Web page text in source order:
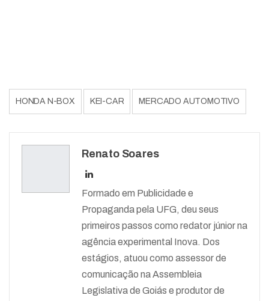
HONDA N-BOX KEI-CAR MERCADO AUTOMOTIVO
Renato Soares
Formado em Publicidade e
Propaganda pela UFG, deu seus
primeiros passos como redator júnior na
agência experimental Inova. Dos
estágios, atuou como assessor de
comunicação na Assembleia
Legislativa de Goiás e produtor de